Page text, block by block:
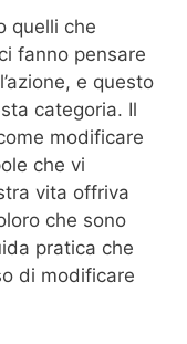
quelli che
fanno pensare
e questo
categoria. Il
modificare
che vi
vita offriva
che sono
pratica che
di modificare